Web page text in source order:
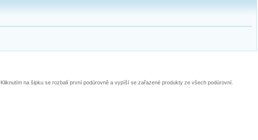
na šipku se rozbalí první podúrovně a vypíší se zařazené produkty ze všech podúrovní.